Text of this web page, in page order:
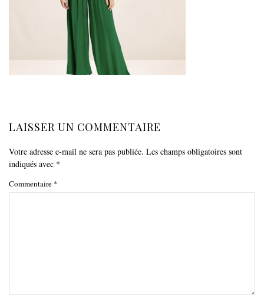
LAISSER UN COMMENTAIRE
Votre adresse e-mail ne sera pas publiée. Les champs obligatoires sont
indiqués avec *
Commentaire *